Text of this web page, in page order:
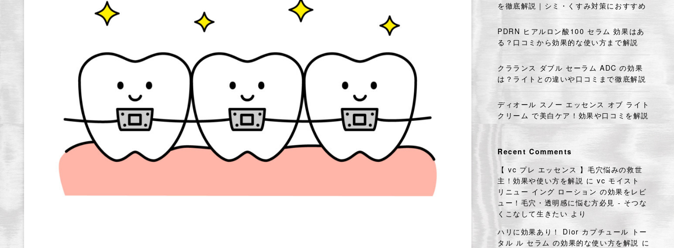
を徹底解説｜シミ・くすみ対策におすすめ
PDRN ヒアルロン酸100 セラム 効果はあ
る？口コミから効果的な使い方まで解説
クラランス ダブル セーラム ADC の効果
は？ライトとの違いや口コミまで徹底解説
ディオール スノー エッセンス オブ ライト
クリーム で美白ケア！効果や口コミを解説
Recent Comments
【 vc プレ エッセンス 】毛穴悩みの救世
主！効果や使い方を解説 にvc モイスト
リニュー イング ローション の効果をレビ
ュー！毛穴・透明感に悩む方必見 - そつな
くこなして生きたい より
ハリに効果あり！ Dior カプチュール トー
タル ル セラム の効果的な使い方を解説 に